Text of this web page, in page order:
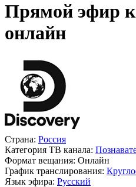
Прямой эфир
онлайн
Страна: Россия
Категория ТВ канала:
Формат вещания: Онлайн
График транслирования:
Язык эфира: Русский